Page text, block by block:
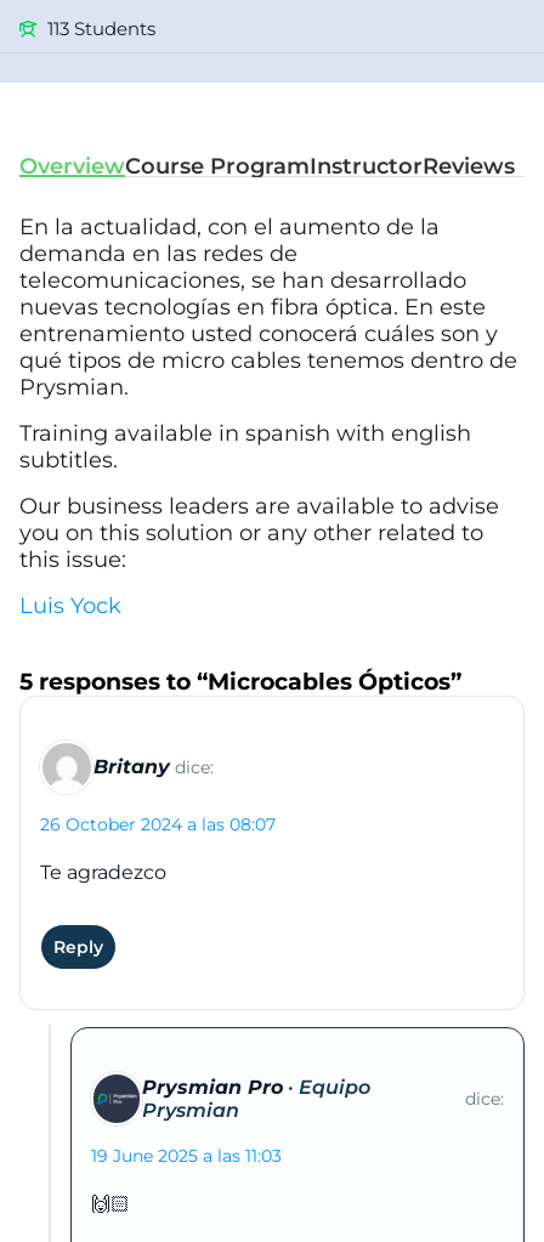
113 Students
OverviewCourse ProgramInstructorReviews
En la actualidad, con el aumento de la
demanda en las redes de
telecomunicaciones, se han desarrollado
nuevas tecnologías en fibra óptica. En este
entrenamiento usted conocerá cuáles son y
qué tipos de micro cables tenemos dentro de
Prysmian.
Training available in spanish with english
subtitles.
Our business leaders are available to advise
you on this solution or any other related to
this issue:
Luis Yock
5 responses to “Microcables Ópticos”
Britany dice:
26 October 2024 a las 08:07
Te agradezco
Reply
Prysmian Pro dice:
19 June 2025 a las 11:03
🙌🏻